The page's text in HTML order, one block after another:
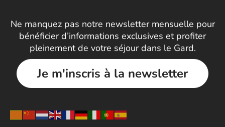
Ne manquez pas notre newsletter mensuelle pour
bénéficier d’informations exclusives et profiter
pleinement de votre séjour dans le Gard.
Je m'inscris à la newsletter